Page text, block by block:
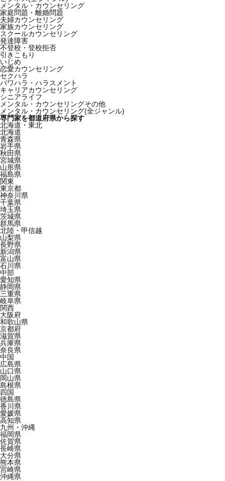
メンタル・カウンセリング
家庭問題・離婚問題
夫婦カウンセリング
家族カウンセリング
スクールカウンセリング
発達障害
不登校・登校拒否
引きこもり
いじめ
恋愛カウンセリング
セクハラ
パワハラ・ハラスメント
キャリアカウンセリング
シニアライフ
メンタル・カウンセリングその他
メンタル・カウンセリング(全ジャンル)
専門家を都道府県から探す
北海道・東北
北海道
青森県
岩手県
秋田県
宮城県
山形県
福島県
関東
東京都
神奈川県
千葉県
埼玉県
茨城県
群馬県
北陸・甲信越
山梨県
長野県
新潟県
富山県
石川県
中部
愛知県
静岡県
三重県
岐阜県
関西
大阪府
和歌山県
京都府
滋賀県
兵庫県
奈良県
中国
広島県
山口県
岡山県
島根県
四国
徳島県
香川県
愛媛県
高知県
九州・沖縄
福岡県
佐賀県
長崎県
大分県
熊本県
宮崎県
沖縄県